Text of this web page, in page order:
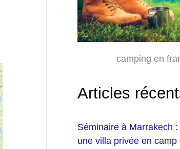
camping en
Articles
Séminaire à Marrakech
une villa privée en camp